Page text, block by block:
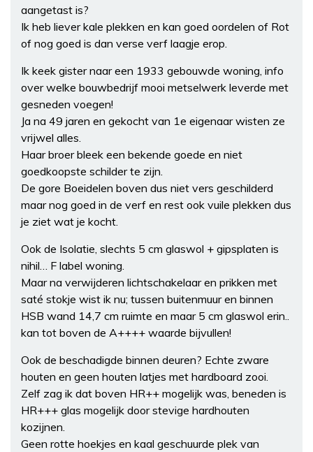
aangetast is?
Ik heb liever kale plekken en kan goed oordelen of Rot
of nog goed is dan verse verf laagje erop.
Ik keek gister naar een 1933 gebouwde woning, info
over welke bouwbedrijf mooi metselwerk leverde met
gesneden voegen!
Ja na 49 jaren en gekocht van 1e eigenaar wisten ze
vrijwel alles.
Haar broer bleek een bekende goede en niet
goedkoopste schilder te zijn.
De gore Boeidelen boven dus niet vers geschilderd
maar nog goed in de verf en rest ook vuile plekken dus
je ziet wat je kocht.
Ook de Isolatie, slechts 5 cm glaswol + gipsplaten is
nihil… F label woning.
Maar na verwijderen lichtschakelaar en prikken met
saté stokje wist ik nu; tussen buitenmuur en binnen
HSB wand 14,7 cm ruimte en maar 5 cm glaswol erin..
kan tot boven de A++++ waarde bijvullen!
Ook de beschadigde binnen deuren? Echte zware
houten en geen houten latjes met hardboard zooi.
Zelf zag ik dat boven HR++ mogelijk was, beneden is
HR+++ glas mogelijk door stevige hardhouten
kozijnen.
Geen rotte hoekjes en kaal geschuurde plek van